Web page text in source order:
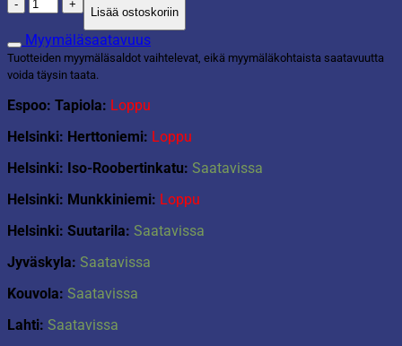
8l
sammaleenvihreä
määrä
Lisää ostoskoriin
Myymäläsaatavuus
Tuotteiden myymäläsaldot vaihtelevat, eikä myymäläkohtaista saatavuutta
voida täysin taata.
Espoo: Tapiola: Loppu
Helsinki: Herttoniemi: Loppu
Helsinki: Iso-Roobertinkatu: Saatavissa
Helsinki: Munkkiniemi: Loppu
Helsinki: Suutarila: Saatavissa
Jyväskyla: Saatavissa
Kouvola: Saatavissa
Lahti: Saatavissa